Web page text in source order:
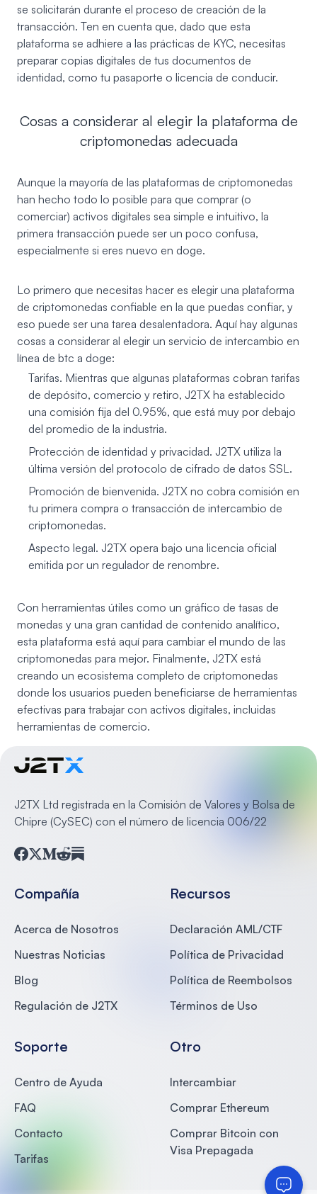
se solicitarán durante el proceso de creación de la
transacción. Ten en cuenta que, dado que esta
plataforma se adhiere a las prácticas de KYC, necesitas
preparar copias digitales de tus documentos de
identidad, como tu pasaporte o licencia de conducir.
Cosas a considerar al elegir la plataforma de
criptomonedas adecuada
Aunque la mayoría de las plataformas de criptomonedas
han hecho todo lo posible para que comprar (o
comerciar) activos digitales sea simple e intuitivo, la
primera transacción puede ser un poco confusa,
especialmente si eres nuevo en doge.
Lo primero que necesitas hacer es elegir una plataforma
de criptomonedas confiable en la que puedas confiar, y
eso puede ser una tarea desalentadora. Aquí hay algunas
cosas a considerar al elegir un servicio de intercambio en
línea de btc a doge:
Tarifas. Mientras que algunas plataformas cobran tarifas
de depósito, comercio y retiro, J2TX ha establecido
una comisión fija del 0.95%, que está muy por debajo
del promedio de la industria.
Protección de identidad y privacidad. J2TX utiliza la
última versión del protocolo de cifrado de datos SSL.
Promoción de bienvenida. J2TX no cobra comisión en
tu primera compra o transacción de intercambio de
criptomonedas.
Aspecto legal. J2TX opera bajo una licencia oficial
emitida por un regulador de renombre.
Con herramientas útiles como un gráfico de tasas de
monedas y una gran cantidad de contenido analítico,
esta plataforma está aquí para cambiar el mundo de las
criptomonedas para mejor. Finalmente, J2TX está
creando un ecosistema completo de criptomonedas
donde los usuarios pueden beneficiarse de herramientas
efectivas para trabajar con activos digitales, incluidas
herramientas de comercio.
J2TX Ltd registrada en la Comisión de Valores y Bolsa de
Chipre (CySEC) con el número de licencia 006/22
Compañía
Acerca de Nosotros
Nuestras Noticias
Blog
Regulación de J2TX
Soporte
Centro de Ayuda
FAQ
Contacto
Tarifas
Recursos
Declaración AML/CTF
Política de Privacidad
Política de Reembolsos
Términos de Uso
Otro
Intercambiar
Comprar Ethereum
Comprar Bitcoin con
Visa Prepagada